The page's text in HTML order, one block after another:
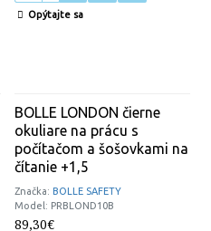
Opýtajte sa
Značka: BOLLE SAFETY
Model: PRBLOND10B
BOLLE LONDON čierne
okuliare na prácu s
počítačom a šošovkami na
čítanie +1,5
89,30€